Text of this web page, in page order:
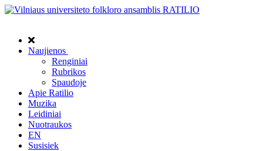
Naujienos
Renginiai
Rubrikos
Spaudoje
Apie Ratilio
Muzika
Leidiniai
Nuotraukos
EN
Susisiek